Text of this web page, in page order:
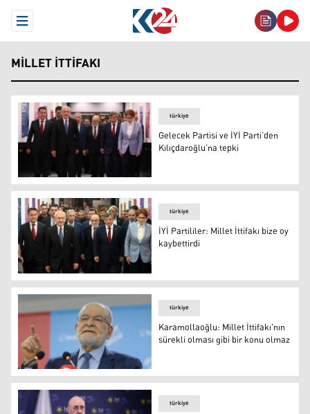
Open Menu
MILLET İTTIFAKI
Gelecek Partisi ve İYİ Parti’den Kılıçdaroğlu’na tepki
türkiye
Gelecek Partisi ve İYİ Parti’den
Kılıçdaroğlu’na tepki
Foto: Arşiv
türkiye
İYİ Partililer: Millet İttifakı bize oy
kaybettirdi
Karamollaoğlu: Millet İttifakı'nın sürekli olması gibi bir
türkiye
Karamollaoğlu: Millet İttifakı'nın
sürekli olması gibi bir konu olmaz
türkiye